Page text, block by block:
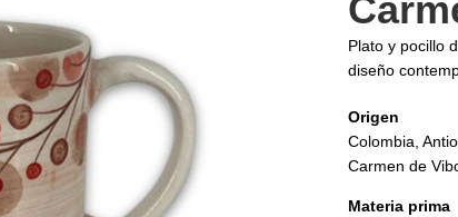
Plato y pocillo
diseño
Origen
Colombia,
Carmen de
Materia prima